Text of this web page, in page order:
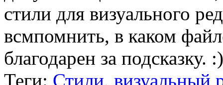
стили для визуального
всмпомнить, в каком
благодарен за подсказку. :)
Теги: Стили, визуальный